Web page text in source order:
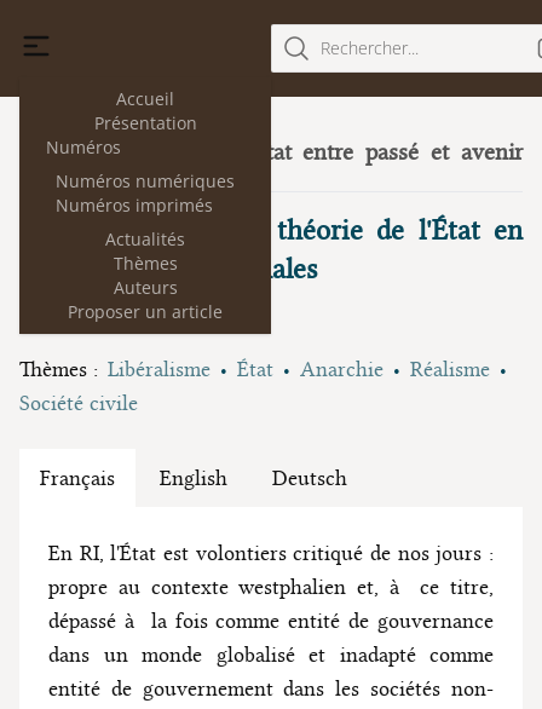
Accueil
Présentation
Numéros
Numéros numériques
Numéros imprimés
Actualités
Thèmes
Auteurs
Proposer un article
Rechercher...
La théorie de l'État entre passé et avenir
(juillet 2012)
Le bel avenir de la théorie de l'État en
Relations internationales
Dario Battistella
Thèmes : Libéralisme État Anarchie
Réalisme
Société civile
Français English Deutsch
En RI, l'État est volontiers critiqué de nos jours :
propre au contexte westphalien et, à ce titre,
dépassé à la fois comme entité de gouvernance
dans un monde globalisé et inadapté comme
entité de gouvernement dans les sociétés non-